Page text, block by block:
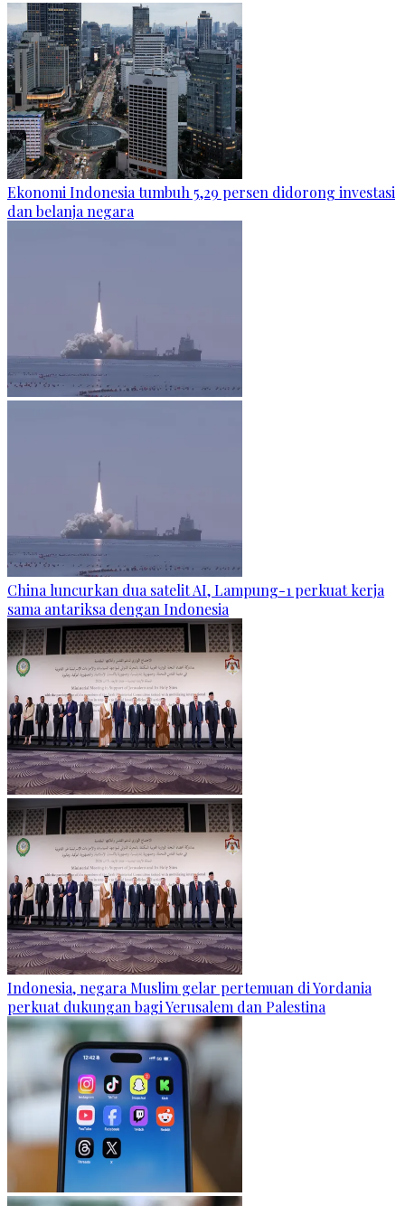
Ekonomi Indonesia tumbuh 5,29 persen didorong investasi
dan belanja negara
China luncurkan dua satelit AI, Lampung-1 perkuat kerja
sama antariksa dengan Indonesia
Indonesia, negara Muslim gelar pertemuan di Yordania
perkuat dukungan bagi Yerusalem dan Palestina